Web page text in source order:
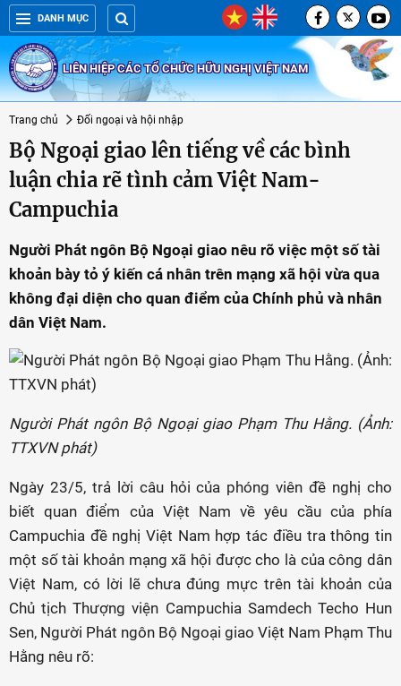
DANH MỤC
LIÊN HIỆP CÁC TỔ CHỨC HỮU NGHỊ VIỆT NAM
Trang chủ Đối ngoại và hội nhập
Bộ Ngoại giao lên tiếng về các bình
luận chia rẽ tình cảm Việt Nam-
Campuchia
Người Phát ngôn Bộ Ngoại giao nêu rõ việc một số tài
khoản bày tỏ ý kiến cá nhân trên mạng xã hội vừa qua
không đại diện cho quan điểm của Chính phủ và nhân
dân Việt Nam.
Người Phát ngôn Bộ Ngoại giao Phạm Thu Hằng. (Ảnh:
TTXVN phát)
Ngày 23/5, trả lời câu hỏi của phóng viên đề nghị cho
biết quan điểm của Việt Nam về yêu cầu của phía
Campuchia đề nghị Việt Nam hợp tác điều tra thông tin
một số tài khoản mạng xã hội được cho là của công dân
Việt Nam, có lời lẽ chưa đúng mực trên tài khoản của
Chủ tịch Thượng viện Campuchia Samdech Techo Hun
Sen, Người Phát ngôn Bộ Ngoại giao Việt Nam Phạm Thu
Hằng nêu rõ: